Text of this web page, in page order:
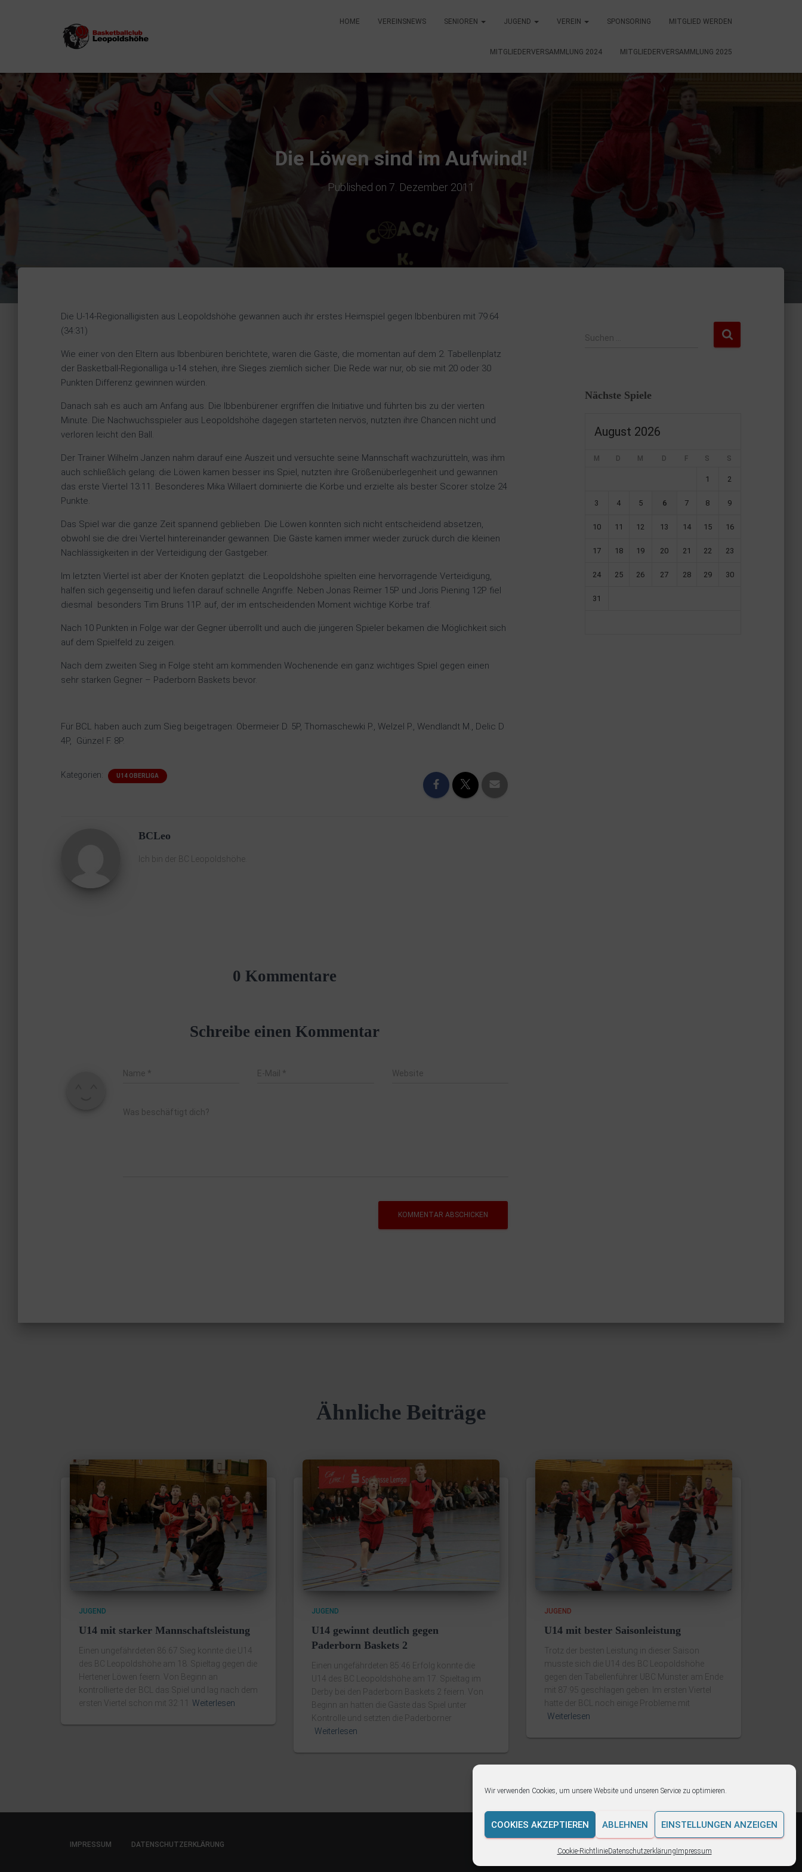
Wir verwenden Cookies, um unsere Website und unseren Service zu optimieren.
COOKIES AKZEPTIEREN ABLEHNEN EINSTELLUNGEN ANZEIGEN
Cookie-RichtlinieDatenschutzerklärung Impressum
HOME VEREINSNEWS SENIOREN JUGEND VEREIN SPONSORING MITGLIED WERDEN
MITGLIEDERVERSAMMLUNG 2024 MITGLIEDERVERSAMMLUNG 2025
Die Löwen sind im Aufwind!
Published on 7. Dezember 2011
Die U-14-Regionalligisten aus Leopoldshöhe gewannen auch ihr erstes Heimspiel gegen Ibbenbüren mit 79:64
(34:31)
Wie einer von den Eltern aus Ibbenbüren berichtete, waren die Gäste, die momentan auf dem 2. Tabellenplatz
der Basketball-Regionalliga u-14 stehen, ihre Sieges ziemlich sicher. Die Rede war nur, ob sie mit 20 oder 30
Punkten Differenz gewinnen würden.
Danach sah es auch am Anfang aus. Die Ibbenbürener ergriffen die Initiative und führten bis zu der vierten
Minute. Die Nachwuchsspieler aus Leopoldshöhe dagegen starteten nervös, nutzten ihre Chancen nicht und
verloren leicht den Ball.
Der Trainer Wilhelm Janzen nahm darauf eine Auszeit und versuchte seine Mannschaft wachzurütteln, was ihm
auch schließlich gelang: die Löwen kamen besser ins Spiel, nutzten ihre Größenüberlegenheit und gewannen
das erste Viertel 13:11. Besonderes Mika Willaert dominierte die Körbe und erzielte als bester Scorer stolze 24
Punkte.
Das Spiel war die ganze Zeit spannend geblieben. Die Löwen konnten sich nicht entscheidend absetzen,
obwohl sie die drei Viertel hintereinander gewannen. Die Gäste kamen immer wieder zurück durch die kleinen
Nachlässigkeiten in der Verteidigung der Gastgeber.
Im letzten Viertel ist aber der Knoten geplatzt: die Leopoldshöhe spielten eine hervorragende Verteidigung,
halfen sich gegenseitig und liefen darauf schnelle Angriffe. Neben Jonas Reimer 15P und Joris Piening 12P fiel
diesmal besonders Tim Bruns 11P. auf, der im entscheidenden Moment wichtige Körbe traf.
Nach 10 Punkten in Folge war der Gegner überrollt und auch die jüngeren Spieler bekamen die Möglichkeit sich
auf dem Spielfeld zu zeigen.
Nach dem zweiten Sieg in Folge steht am kommenden Wochenende ein ganz wichtiges Spiel gegen einen
sehr starken Gegner – Paderborn Baskets bevor.
Für BCL haben auch zum Sieg beigetragen: Obermeier D. 5P, Thomaschewki P., Welzel P., Wendlandt M., Delic D
4P, Günzel F. 8P.
Kategorien: U14 OBERLIGA
BCLeo
Ich bin der BC Leopoldshöhe.
0 Kommentare
Schreibe einen Kommentar
Name * E-Mail * Website
Was beschäftigt dich?
Suchen …
Nächste Spiele
August 2026
M D M D F S S
1 2
3 4 5 6 7 8 9
10 11 12 13 14 15 16
17 18 19 20 21 22 23
24 25 26 27 28 29 30
31
Ähnliche Beiträge
JUGEND
U14 mit starker Mannschaftsleistung
Einen ungefährdeten 86:67 Sieg konnte die U14
des BC Leopoldshöhe am 18. Spieltag gegen die
Hertener Löwen feiern. Von Beginn an
kontrollierte der BCL das Spiel und lag nach dem
ersten Viertel schon mit 32:11
Weiterlesen
JUGEND
U14 gewinnt deutlich gegen
Paderborn Baskets 2
Einen ungefährdeten 85:46 Erfolg konnte die
U14 des BC Leopoldshöhe am 17. Spieltag im
Derby bei den Paderborn Baskets 2 feiern. Von
Beginn an hatten die Gäste das Spiel unter
Kontrolle und setzten die Paderborner
Weiterlesen
JUGEND
U14 mit bester Saisonleistung
Trotz der besten Leistung in dieser Saison
musste sich die U14 des BC Leopoldshöhe
gegen den Tabellenführer UBC Münster am Ende
mit 87:95 geschlagen geben. Im ersten Viertel
hatte der BCL noch einige Probleme mit
Weiterlesen
IMPRESSUM DATENSCHUTZERKLÄRUNG Hestia | Entwickelt von